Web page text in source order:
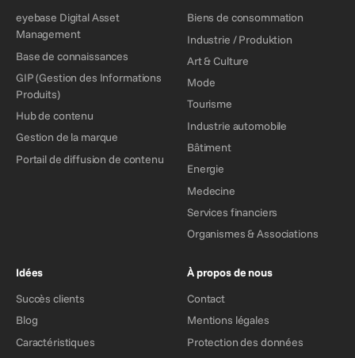
eyebase Digital Asset
Management
Base de connaissances
GIP (Gestion des Informations
Produits)
Hub de contenu
Gestion de la marque
Portail de diffusion de contenu
Biens de consommation
Industrie / Produktion
Art & Culture
Mode
Tourisme
Industrie automobile
Bâtiment
Energie
Medecine
Services financiers
Organismes & Associations
Idées
Succès clients
Blog
Caractéristiques
À propos de nous
Contact
Mentions légales
Protection des données